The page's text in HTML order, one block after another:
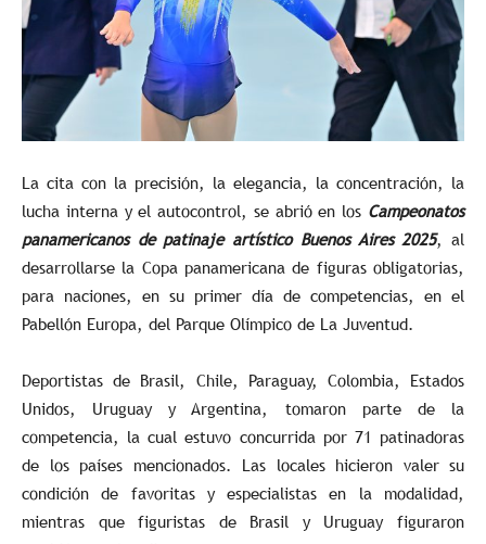
La cita con la precisión, la elegancia, la concentración, la
lucha interna y el autocontrol, se abrió en los Campeonatos
panamericanos de patinaje artístico Buenos Aires 2025, al
desarrollarse la Copa panamericana de figuras obligatorias,
para naciones, en su primer día de competencias, en el
Pabellón Europa, del Parque Olímpico de La Juventud.
Deportistas de Brasil, Chile, Paraguay, Colombia, Estados
Unidos, Uruguay y Argentina, tomaron parte de la
competencia, la cual estuvo concurrida por 71 patinadoras
de los países mencionados. Las locales hicieron valer su
condición de favoritas y especialistas en la modalidad,
mientras que figuristas de Brasil y Uruguay figuraron